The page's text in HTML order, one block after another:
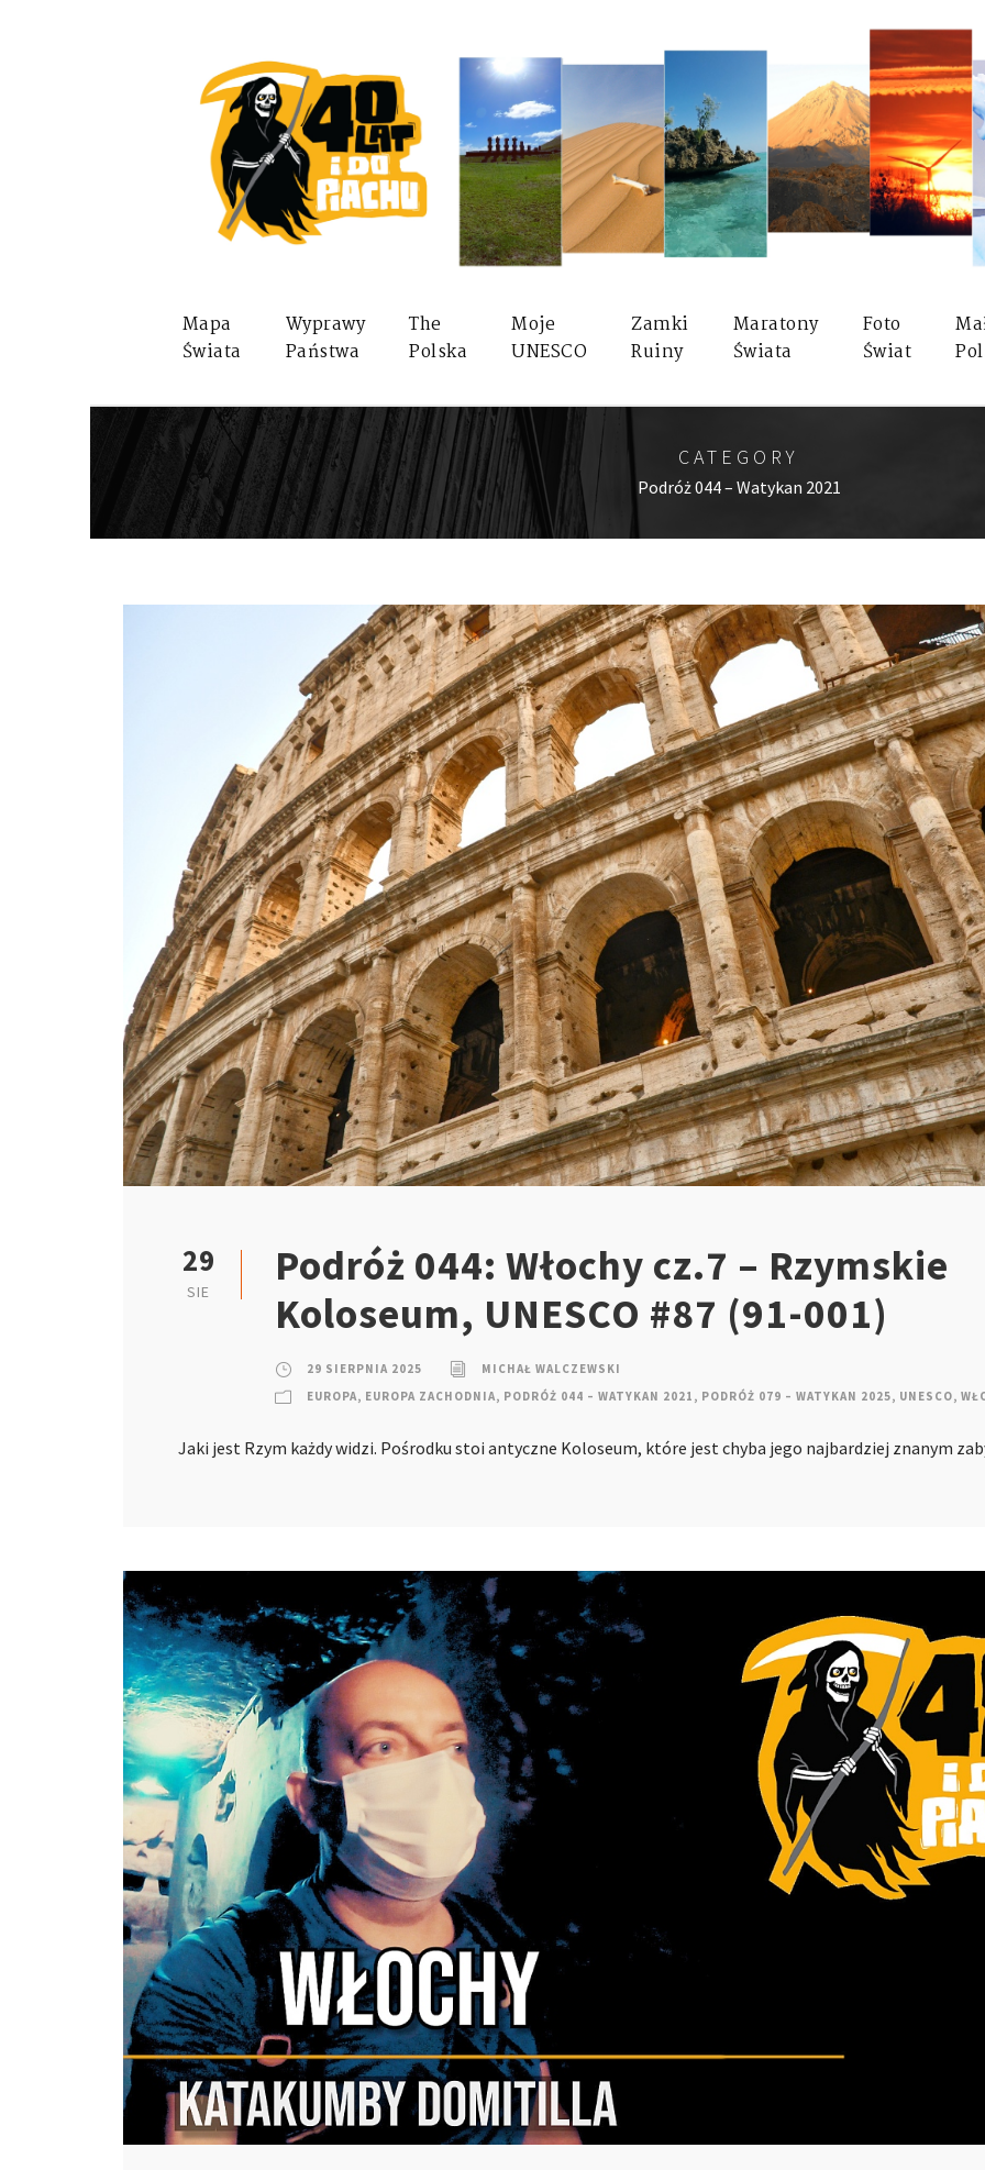
Mapa
Świata
Wyprawy
Państwa
The
Polska
Moje
UNESCO
Zamki
Ruiny
Maratony
Świata
Foto
Świat
CATEGORY
Podróż 044 – Watykan 2021
29
SIE
Podróż 044: Włochy cz.7 – Rzymskie
Koloseum, UNESCO #87 (91-001)
29 SIERPNIA 2025
MICHAŁ WALCZEWSKI
EUROPA, EUROPA ZACHODNIA, PODRÓŻ 044 – WATYKAN 2021 , PODRÓŻ 079 – WATYKAN 2025, UNESCO,
Jaki jest Rzym każdy widzi. Pośrodku stoi antyczne Koloseum, które jest chyba jego najbardziej znanym